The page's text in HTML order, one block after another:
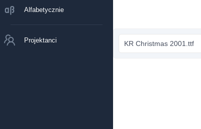
Alfabetycznie
Projektanci KR Christmas 2001.ttf